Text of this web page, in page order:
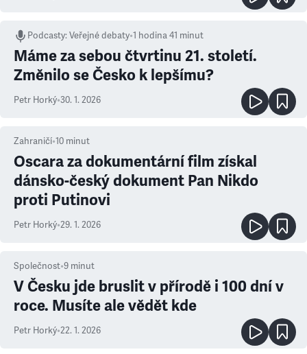
Podcasty:Veřejné debaty•1 hodina 41 minut
Máme za sebou čtvrtinu 21. století.
Změnilo se Česko k lepšímu?
Petr Horký•30. 1. 2026
Zahraničí•10 minut
Oscara za dokumentární film získal
dánsko-český dokument Pan Nikdo
proti Putinovi
Petr Horký•29. 1. 2026
Společnost•9 minut
V Česku jde bruslit v přírodě i 100 dní v
roce. Musíte ale vědět kde
Petr Horký•22. 1. 2026